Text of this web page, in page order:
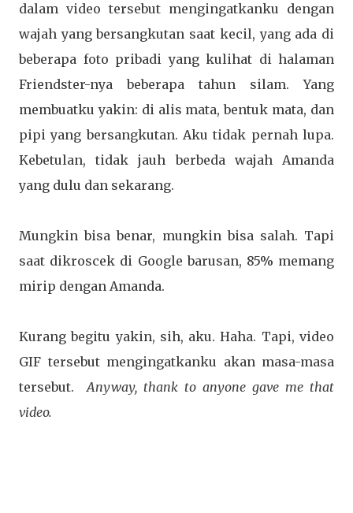
dalam video tersebut mengingatkanku dengan
wajah yang bersangkutan saat kecil, yang ada di
beberapa foto pribadi yang kulihat di halaman
Friendster-nya beberapa tahun silam. Yang
membuatku yakin: di alis mata, bentuk mata, dan
pipi yang bersangkutan. Aku tidak pernah lupa.
Kebetulan, tidak jauh berbeda wajah Amanda
yang dulu dan sekarang.
Mungkin bisa benar, mungkin bisa salah. Tapi
saat dikroscek di Google barusan, 85% memang
mirip dengan Amanda.
Kurang begitu yakin, sih, aku. Haha. Tapi, video
GIF tersebut mengingatkanku akan masa-masa
tersebut.Anyway, thank to anyone gave me that
video.